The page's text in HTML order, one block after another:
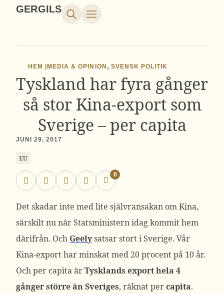
GERGILS
HEM | MEDIA & OPINION , SVENSK POLITIK
Tyskland har fyra gånger
så stor Kina-export som
Sverige – per capita
JUNI 29, 2017
EU
0
Det skadar inte med lite självransakan om Kina,
särskilt nu när Statsministern idag kommit hem
därifrån. Och Geelysatsar stort i Sverige. Vår
Kina-export har minskat med 20 procent på 10 år.
Och per capita ärTysklands export hela 4
gånger större än Sveriges, räknat percapita.